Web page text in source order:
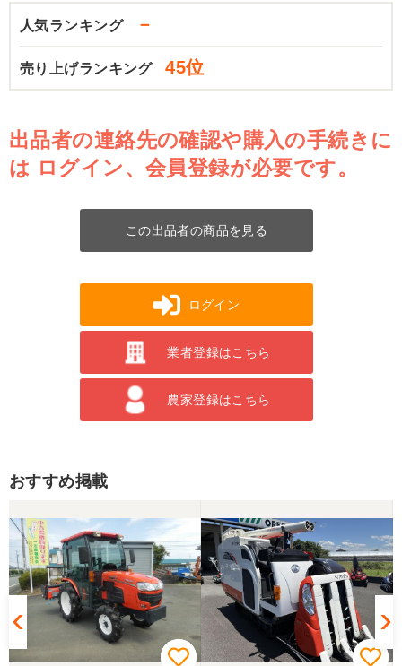
人気ランキング －
売り上げランキング 45位
出品者の連絡先の確認や購入の手続きに
は ログイン、会員登録が必要です。
この出品者の商品を見る
ログイン
業者登録はこちら
農家登録はこちら
おすすめ掲載